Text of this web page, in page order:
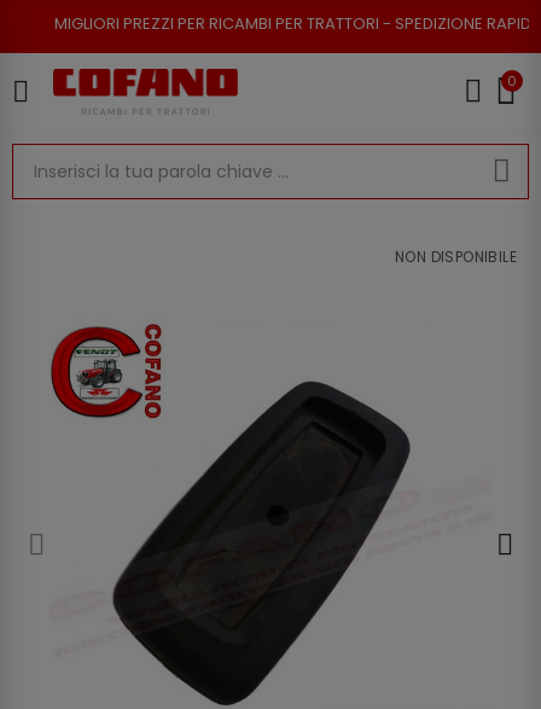
PREZZI PER RICAMBI PER TRATTORI - SPEDIZIONE RAPIDA - RESO
0
NON DISPONIBILE